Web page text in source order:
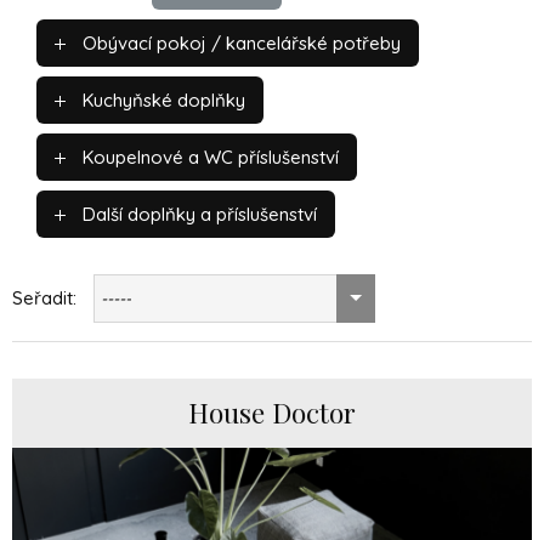
Obývací pokoj / kancelářské potřeby
Kuchyňské doplňky
Koupelnové a WC příslušenství
Další doplňky a příslušenství
Seřadit: -----
House Doctor